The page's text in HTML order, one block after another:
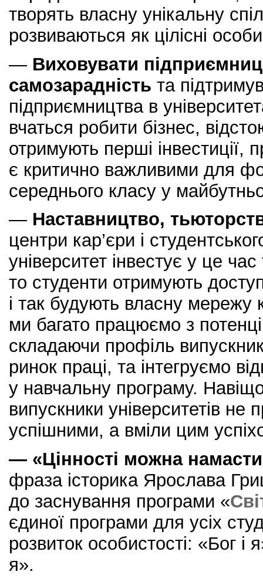
творять власну унікальну
розвиваються як цілісні
— Виховувати
самозарадність та
підприємництва в
вчаться робити бізнес,
отримують перші
є критично важливими для
середнього класу у
— Наставництво,
центри кар’єри і
університет інвестує у це
то студенти отримують
і так будують власну мережу
ми багато працюємо з
складаючи профіль
ринок праці, та інтегруємо
у навчальну програму.
випускники університетів не
успішними, а вміли цим
— «Цінності можна
фраза історика Ярослава
до заснування програми «
єдиної програми для усіх
розвиток особистості: «Бог і
я».